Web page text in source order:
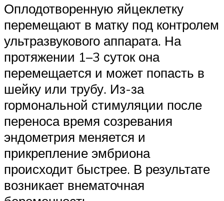
Оплодотворенную яйцеклетку
перемещают в матку под контролем
ультразвукового аппарата. На
протяжении 1–3 суток она
перемещается и может попасть в
шейку или трубу. Из-за
гормональной стимуляции после
переноса время созревания
эндометрия меняется и
прикрепление эмбриона
происходит быстрее. В результате
возникает внематочная